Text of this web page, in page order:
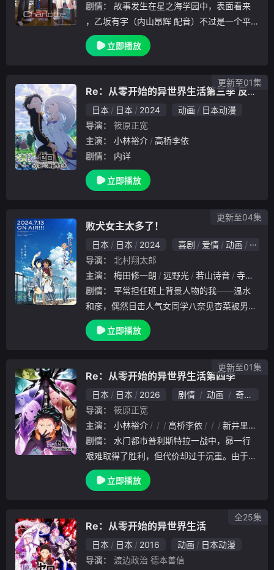
剧情：
，乙坂有宇（内山昂辉 配音）不过是一个平
凡的少年，然而，实际上，他拥有着能够夺取
他人身体的超能力。这么多年来，乙坂依靠着
立即播放
Re：从零开始的异世界生活第三季 反击篇
日本
日本 2024 动画
日本动漫
导演：
筱原正宽
主演：
小林裕介
高桥李依
剧情：
内详
立即播放
更新至01集
败犬女主太多了！
日本 日本 2024 喜剧 爱情 动画
日本
导演：
北村翔太郎
主演：
梅田修一朗 远野光 若山诗音
寺泽百花
剧情：
和彦，偶然目击人气女同学八奈见杏菜被男生
甩掉的失恋现场。「他明明说过要娶我当新娘
，这不过分吗？」「那是多久前的事了？」「
立即播放
更新至04集
Re：从零开始的异世界生活第四季
日本 日本 2026 剧情 动画
奇幻
导演：
筱原正宽
主演：
小林裕介 高桥李依
新井里美
剧情：
艰难取得了胜利，但代价却过于沉重。由于&a
mp;quot;暴食&amp;quot;的权能，蕾姆陷入
沉睡，库珥修失去了记忆，而尤里乌斯则被夺
立即播放
更新至01集
Re：从零开始的异世界生活
日本 日本 2016 动画
日本动漫
导演：
渡边政治 德本善信
全25集